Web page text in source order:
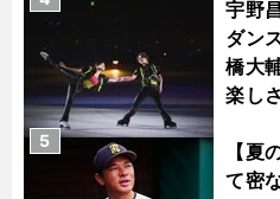
宇野
ダン
橋大
楽しさ
【
て密
5